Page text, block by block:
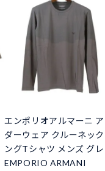
エンポリオアルマーニ ア
ダーウェア クルーネック
ングTシャツ メンズ グ
EMPORIO ARMANI